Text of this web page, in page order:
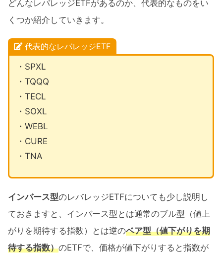
どんなレバレッジETFがあるのか、代表的なものをい
くつか紹介していきます。
代表的なレバレッジETF
・SPXL
・TQQQ
・TECL
・SOXL
・WEBL
・CURE
・TNA
インバース型のレバレッジETFについても少し説明し
ておきますと、インバース型とは通常のブル型（値上
がりを期待する指数）とは逆のベア型（値下がりを期
待する指数）のETFで、価格が値下がりすると指数が